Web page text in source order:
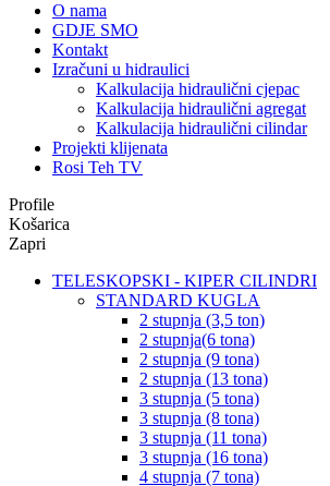
O nama
GDJE SMO
Kontakt
Izračuni u hidraulici
Kalkulacija hidraulični cjepac
Kalkulacija hidraulični agregat
Kalkulacija hidraulični cilindar
Projekti klijenata
Rosi Teh TV
Profile
Košarica
Zapri
TELESKOPSKI - KIPER CILINDRI
STANDARD KUGLA
2 stupnja (3,5 ton)
2 stupnja(6 tona)
2 stupnja (9 tona)
2 stupnja (13 tona)
3 stupnja (5 tona)
3 stupnja (8 tona)
3 stupnja (11 tona)
3 stupnja (16 tona)
4 stupnja (7 tona)